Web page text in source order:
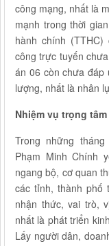
công mạng, nhất là
mạnh trong thời
hành chính
công trực tuyến
án 06 còn chưa đáp
lượng, nhất là nhân
Nhiệm vụ trọng
Trong những
Phạm Minh Chính
ngang bộ, cơ quan
các tỉnh, thành phố
nhận thức, vai trò,
nhất là phát triển
Lấy người dân,